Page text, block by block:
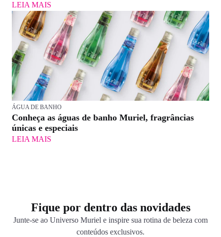
LEIA MAIS
ÁGUA DE BANHO
Conheça as águas de banho Muriel, fragrâncias
únicas e especiais
LEIA MAIS
Fique por dentro das novidades
Junte-se ao Universo Muriel e inspire sua rotina de beleza com
conteúdos exclusivos.